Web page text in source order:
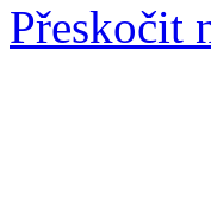
Přeskočit